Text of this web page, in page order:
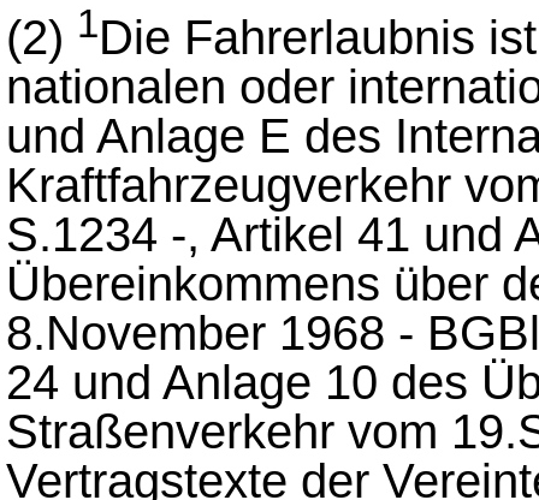
(2) 1Die Fahrerlaubnis
nationalen oder
und Anlage E des
Kraftfahrzeugverkehr
S.1234 -, Artikel 41 und
Übereinkommens über
8.November 1968 -
24 und Anlage 10 des
Straßenverkehr vom
Vertragstexte der